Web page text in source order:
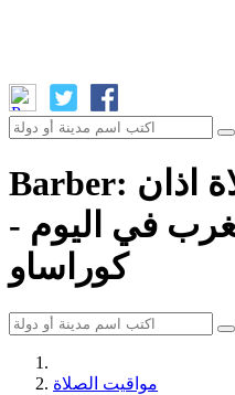
Barber: مواقيت الصلاة اذان
في اليوم -
كوراساو
مواقيت الصلاة